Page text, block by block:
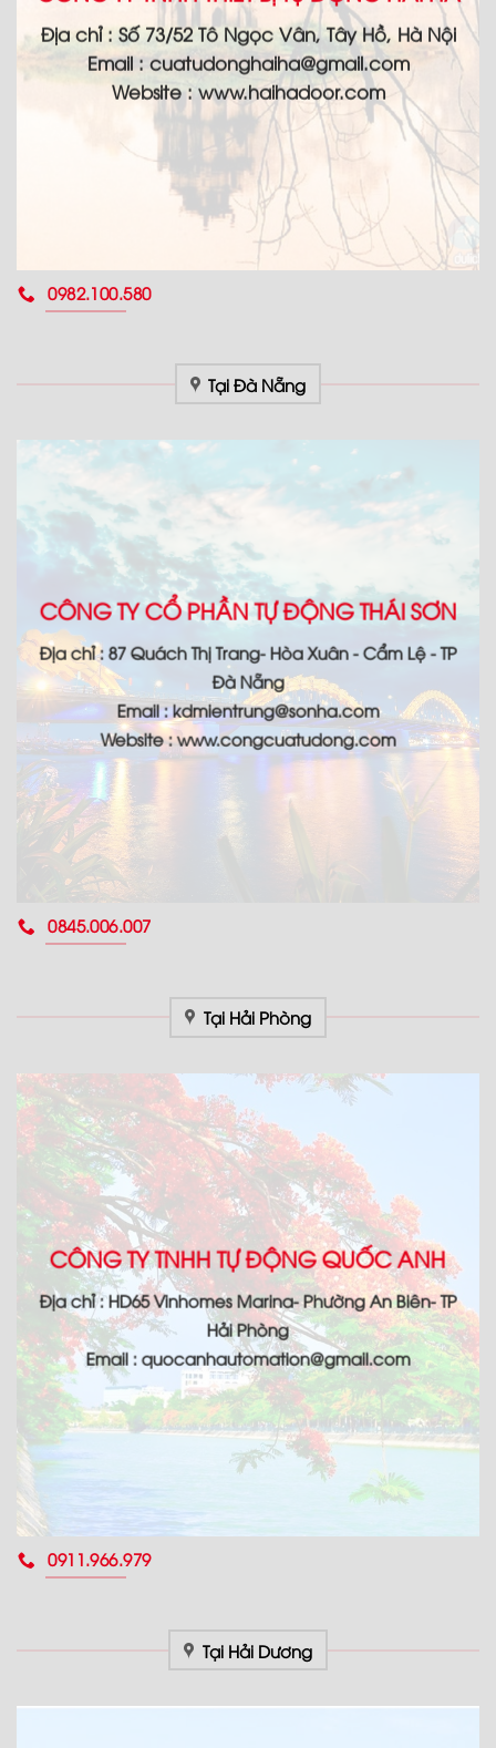
Địa chỉ :Số 73/52 Tô Ngọc Vân, Tây Hồ, Hà Nội
Email :cuatudonghaiha@gmail.com
Website : www.haihadoor.com
0982.100.580
Tại Đà Nẵng
CÔNG TY CỔ PHẦN TỰ ĐỘNG THÁI SƠN
Địa chỉ : 87 Quách Thị Trang- Hòa Xuân - Cẩm Lệ - TP
Đà Nẵng
Email : kdmientrung@sonha.com
Website : www.congcuatudong.com
0845.006.007
Tại Hải Phòng
CÔNG TY TNHH TỰ ĐỘNG QUỐC ANH
Địa chỉ : HD65 Vinhomes Marina- Phường An Biên- TP
Hải Phòng
Email : quocanhautomation@gmail.com
0911.966.979
Tại Hải Dương